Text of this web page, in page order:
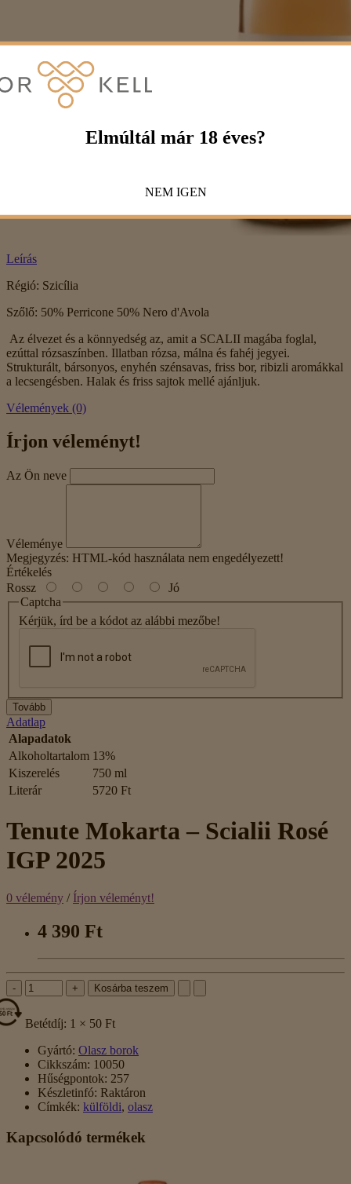
Leírás
Régió: Szicília
Szőlő: 50% Perricone 50% Nero d'Avola
Az élvezet és a könnyedség az, amit a SCALII magába foglal,
ezúttal rózsaszínben. Illatban rózsa, málna és fahéj jegyei.
Strukturált, bársonyos, enyhén szénsavas, friss bor, ribizli aromákkal
a lecsengésben. Halak és friss sajtok mellé ajánljuk.
Vélemények (0)
Írjon véleményt!
Az Ön neve
Véleménye
Megjegyzés: HTML-kód használata nem engedélyezett!
Értékelés
Rossz
Jó
Captcha
Kérjük, írd be a kódot az alábbi mezőbe!
Tovább
Adatlap
Alapadatok
Alkoholtartalom 13%
Kiszerelés
750 ml
Literár
5720 Ft
Tenute Mokarta – Scialii Rosé
IGP 2025
0 vélemény / Írjon véleményt!
4 390 Ft
- + Kosárba teszem
Betétdíj: 1 × 50 Ft
Gyártó: Olasz borok
Cikkszám: 10050
Hűségpontok: 257
Készletinfó: Raktáron
Címkék: külföldi, olasz
Kapcsolódó termékek
Elmúltál már 18 éves?
NEM IGEN